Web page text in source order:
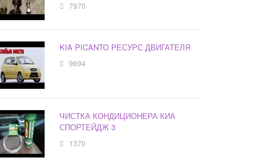
7970
KIA PICANTO РЕСУРС ДВИГАТЕЛЯ
9694
ЧИСТКА КОНДИЦИОНЕРА КИА
СПОРТЕЙДЖ 3
1370